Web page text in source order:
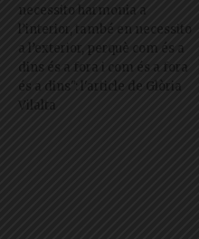
necessito harmonia a
l’interior, també en necessito
a l’exterior, perquè com és a
dins és a fora i com és a fora
és a dins": l'article de Glòria
Vilalta